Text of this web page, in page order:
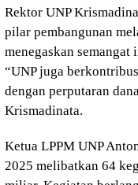
Rektor UNP
pilar pembangunan
menegaskan
“UNP juga
dengan perputaran
Krismadinata.
Ketua LPPM UNP
2025 melibatkan 64